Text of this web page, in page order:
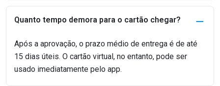
Quanto tempo demora para o cartão chegar?
Após a aprovação, o prazo médio de entrega é de até
15 dias úteis. O cartão virtual, no entanto, pode ser
usado imediatamente pelo app.